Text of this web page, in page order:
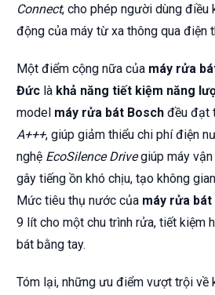
Connect, cho phép người dùng điều
động của máy từ xa thông qua điện
Một điểm cộng nữa của máy rửa
Đức là khả năng tiết kiệm năng
model máy rửa bát Bosch đều đạt
A+++, giúp giảm thiểu chi phí điện
nghệ EcoSilence Drivegiúp máy vận
gây tiếng ồn khó chịu, tạo không
Mức tiêu thụ nước của máy rửa
9 lít cho một chu trình rửa, tiết kiệm
bát bằng tay.
Tóm lại, những ưu điểm vượt trội về